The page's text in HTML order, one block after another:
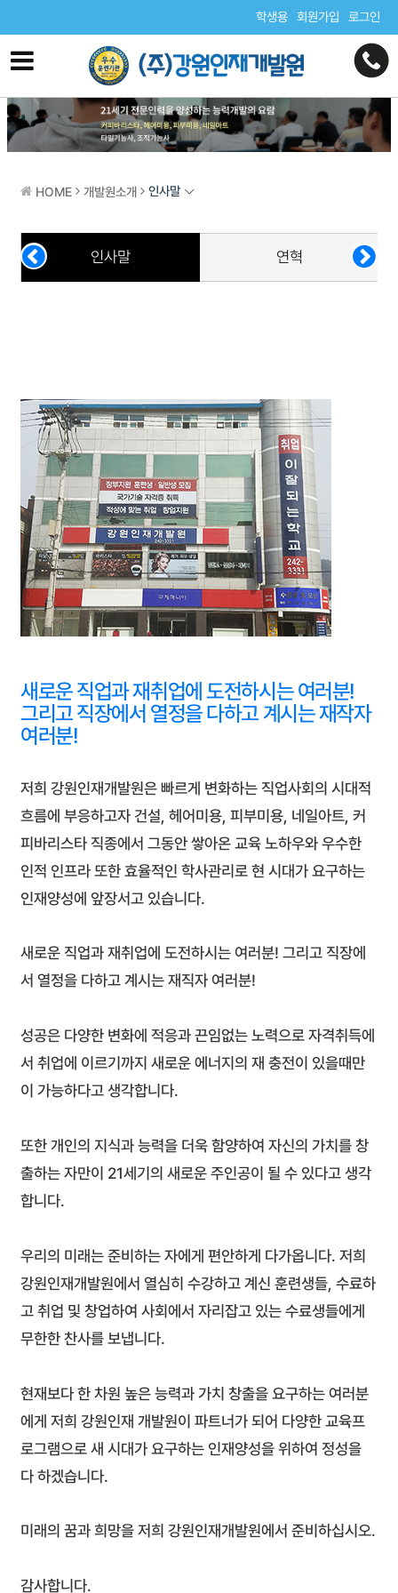
학생용 회원가입 로그인
HOME 개발원소개 인사말
인사말 연혁
새로운 직업과 재취업에 도전하시는 여러분!
그리고 직장에서 열정을 다하고 계시는 재작자
여러분!
저희 강원인재개발원은 빠르게 변화하는 직업사회의 시대적
흐름에 부응하고자 건설, 헤어미용, 피부미용, 네일아트, 커
피바리스타 직종에서 그동안 쌓아온 교육 노하우와 우수한
인적 인프라 또한 효율적인 학사관리로 현 시대가 요구하는
인재양성에 앞장서고 있습니다.
새로운 직업과 재취업에 도전하시는 여러분! 그리고 직장에
서 열정을 다하고 계시는 재직자 여러분!
성공은 다양한 변화에 적응과 끈임없는 노력으로 자격취득에
서 취업에 이르기까지 새로운 에너지의 재 충전이 있을때만
이 가능하다고 생각합니다.
또한 개인의 지식과 능력을 더욱 함양하여 자신의 가치를 창
출하는 자만이 21세기의 새로운 주인공이 될 수 있다고 생각
합니다.
우리의 미래는 준비하는 자에게 편안하게 다가옵니다. 저희
강원인재개발원에서 열심히 수강하고 계신 훈련생들, 수료하
고 취업 및 창업하여 사회에서 자리잡고 있는 수료생들에게
무한한 찬사를 보냅니다.
현재보다 한 차원 높은 능력과 가치 창출을 요구하는 여러분
에게 저희 강원인재 개발원이 파트너가 되어 다양한 교육프
로그램으로 새 시대가 요구하는 인재양성을 위하여 정성을
다 하겠습니다.
미래의 꿈과 희망을 저희 강원인재개발원에서 준비하십시오.
감사합니다.